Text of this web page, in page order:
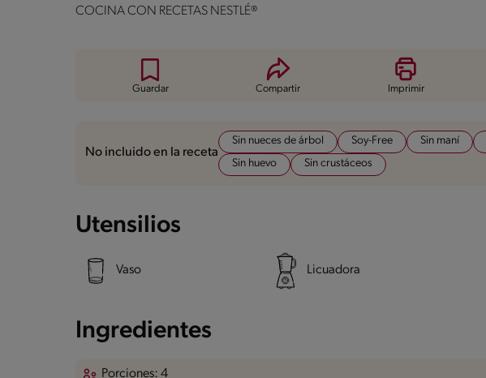
COCINA CON RECETAS NESTLÉ®
Guardar Compartir Imprimir
No incluido en la receta
Sin nueces de árbol Soy-Free Sin maní
Sin huevo
Sin crustáceos
Utensilios
Vaso Licuadora
Ingredientes
Porciones: 4